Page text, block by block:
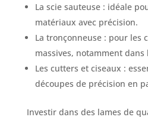
La scie sauteuse : idéale
matériaux avec précision.
La tronçonneuse : pour les
massives, notamment dans
Les cutters et ciseaux :
découpes de précision en
Investir dans des lames de